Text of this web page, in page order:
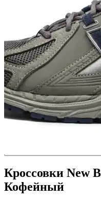
Кроссовки New
Кофейный